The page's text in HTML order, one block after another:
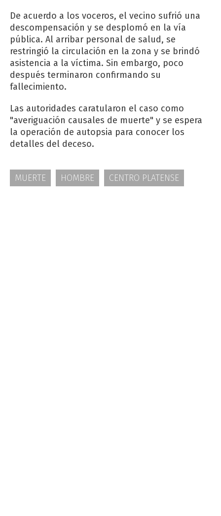
De acuerdo a los voceros, el vecino sufrió una
descompensación y se desplomó en la vía
pública. Al arribar personal de salud, se
restringió la circulación en la zona y se brindó
asistencia a la víctima. Sin embargo, poco
después terminaron confirmando su
fallecimiento.
Las autoridades caratularon el caso como
"averiguación causales de muerte" y se espera
la operación de autopsia para conocer los
detalles del deceso.
MUERTE HOMBRE CENTRO PLATENSE